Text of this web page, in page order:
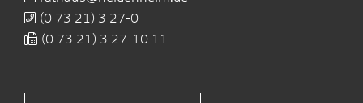
(0 73 21) 3 27-0
(0 73 21) 3 27-10 11